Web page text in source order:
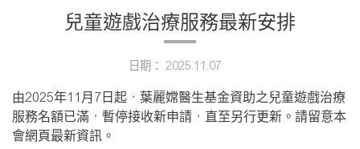
兒童遊戲治療服務最新安排
日期： 2025.11.07
由2025年11月7日起，葉麗嫦醫生基金資助之兒童遊戲治療
服務名額已滿，暫停接收新申請，直至另行更新。請留意本
會網頁最新資訊。